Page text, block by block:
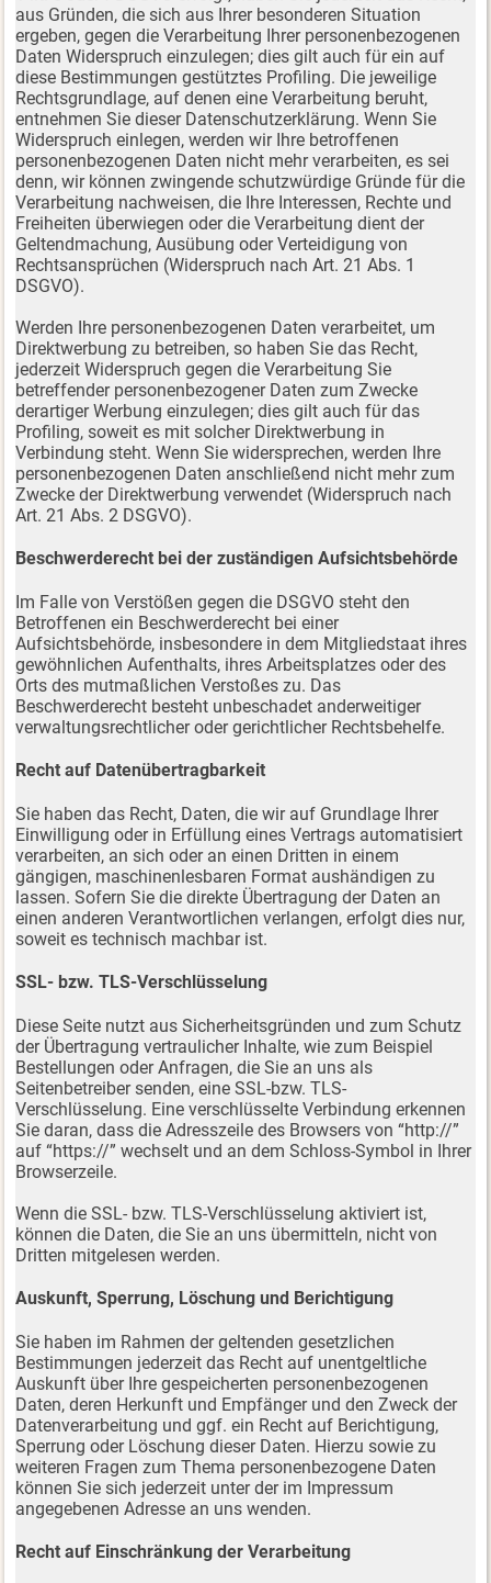
aus Gründen, die sich aus Ihrer besonderen Situation
ergeben, gegen die Verarbeitung Ihrer personenbezogenen
Daten Widerspruch einzulegen; dies gilt auch für ein auf
diese Bestimmungen gestütztes Profiling. Die jeweilige
Rechtsgrundlage, auf denen eine Verarbeitung beruht,
entnehmen Sie dieser Datenschutzerklärung. Wenn Sie
Widerspruch einlegen, werden wir Ihre betroffenen
personenbezogenen Daten nicht mehr verarbeiten, es sei
denn, wir können zwingende schutzwürdige Gründe für die
Verarbeitung nachweisen, die Ihre Interessen, Rechte und
Freiheiten überwiegen oder die Verarbeitung dient der
Geltendmachung, Ausübung oder Verteidigung von
Rechtsansprüchen (Widerspruch nach Art. 21 Abs. 1
DSGVO).
Werden Ihre personenbezogenen Daten verarbeitet, um
Direktwerbung zu betreiben, so haben Sie das Recht,
jederzeit Widerspruch gegen die Verarbeitung Sie
betreffender personenbezogener Daten zum Zwecke
derartiger Werbung einzulegen; dies gilt auch für das
Profiling, soweit es mit solcher Direktwerbung in
Verbindung steht. Wenn Sie widersprechen, werden Ihre
personenbezogenen Daten anschließend nicht mehr zum
Zwecke der Direktwerbung verwendet (Widerspruch nach
Art. 21 Abs. 2 DSGVO).
Beschwerderecht bei der zuständigen Aufsichtsbehörde
Im Falle von Verstößen gegen die DSGVO steht den
Betroffenen ein Beschwerderecht bei einer
Aufsichtsbehörde, insbesondere in dem Mitgliedstaat ihres
gewöhnlichen Aufenthalts, ihres Arbeitsplatzes oder des
Orts des mutmaßlichen Verstoßes zu. Das
Beschwerderecht besteht unbeschadet anderweitiger
verwaltungsrechtlicher oder gerichtlicher Rechtsbehelfe.
Recht auf Datenübertragbarkeit
Sie haben das Recht, Daten, die wir auf Grundlage Ihrer
Einwilligung oder in Erfüllung eines Vertrags automatisiert
verarbeiten, an sich oder an einen Dritten in einem
gängigen, maschinenlesbaren Format aushändigen zu
lassen. Sofern Sie die direkte Übertragung der Daten an
einen anderen Verantwortlichen verlangen, erfolgt dies nur,
soweit es technisch machbar ist.
SSL- bzw. TLS-Verschlüsselung
Diese Seite nutzt aus Sicherheitsgründen und zum Schutz
der Übertragung vertraulicher Inhalte, wie zum Beispiel
Bestellungen oder Anfragen, die Sie an uns als
Seitenbetreiber senden, eine SSL-bzw. TLS-
Verschlüsselung. Eine verschlüsselte Verbindung erkennen
Sie daran, dass die Adresszeile des Browsers von “http://”
auf “https://” wechselt und an dem Schloss-Symbol in Ihrer
Browserzeile.
Wenn die SSL- bzw. TLS-Verschlüsselung aktiviert ist,
können die Daten, die Sie an uns übermitteln, nicht von
Dritten mitgelesen werden.
Auskunft, Sperrung, Löschung und Berichtigung
Sie haben im Rahmen der geltenden gesetzlichen
Bestimmungen jederzeit das Recht auf unentgeltliche
Auskunft über Ihre gespeicherten personenbezogenen
Daten, deren Herkunft und Empfänger und den Zweck der
Datenverarbeitung und ggf. ein Recht auf Berichtigung,
Sperrung oder Löschung dieser Daten. Hierzu sowie zu
weiteren Fragen zum Thema personenbezogene Daten
können Sie sich jederzeit unter der im Impressum
angegebenen Adresse an uns wenden.
Recht auf Einschränkung der Verarbeitung